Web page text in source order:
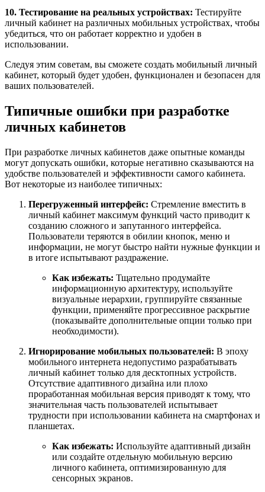
10. Тестирование на реальных устройствах: Тестируйте
личный кабинет на различных мобильных устройствах, чтобы
убедиться, что он работает корректно и удобен в
использовании.
Следуя этим советам, вы сможете создать мобильный личный
кабинет, который будет удобен, функционален и безопасен для
ваших пользователей.
Типичные ошибки при разработке
личных кабинетов
При разработке личных кабинетов даже опытные команды
могут допускать ошибки, которые негативно сказываются на
удобстве пользователей и эффективности самого кабинета.
Вот некоторые из наиболее типичных:
Перегруженный интерфейс: Стремление вместить в
личный кабинет максимум функций часто приводит к
созданию сложного и запутанного интерфейса.
Пользователи теряются в обилии кнопок, меню и
информации, не могут быстро найти нужные функции и
в итоге испытывают раздражение.
Как избежать: Тщательно продумайте
информационную архитектуру, используйте
визуальные иерархии, группируйте связанные
функции, применяйте прогрессивное раскрытие
(показывайте дополнительные опции только при
необходимости).
Игнорирование мобильных пользователей: В эпоху
мобильного интернета недопустимо разрабатывать
личный кабинет только для десктопных устройств.
Отсутствие адаптивного дизайна или плохо
проработанная мобильная версия приводят к тому, что
значительная часть пользователей испытывает
трудности при использовании кабинета на смартфонах и
планшетах.
Как избежать: Используйте адаптивный дизайн
или создайте отдельную мобильную версию
личного кабинета, оптимизированную для
сенсорных экранов.